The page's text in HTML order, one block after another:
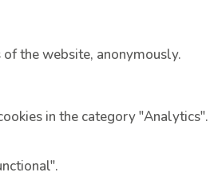
the website, anonymously.
in the category "Analytics".